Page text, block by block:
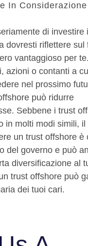
In
di investire
dovresti riflettere sul
vantaggioso per
azioni o contanti a
nel prossimo
può ridurre
Sebbene i trust
in molti modi simili, il
un trust offshore è
del governo e può
diversificazione al
trust offshore può
dei tuoi cari.